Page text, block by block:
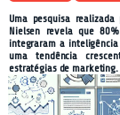
Uma pesquisa
Nielsen revela que
integraram a
uma tendência
estratégias de marketing.